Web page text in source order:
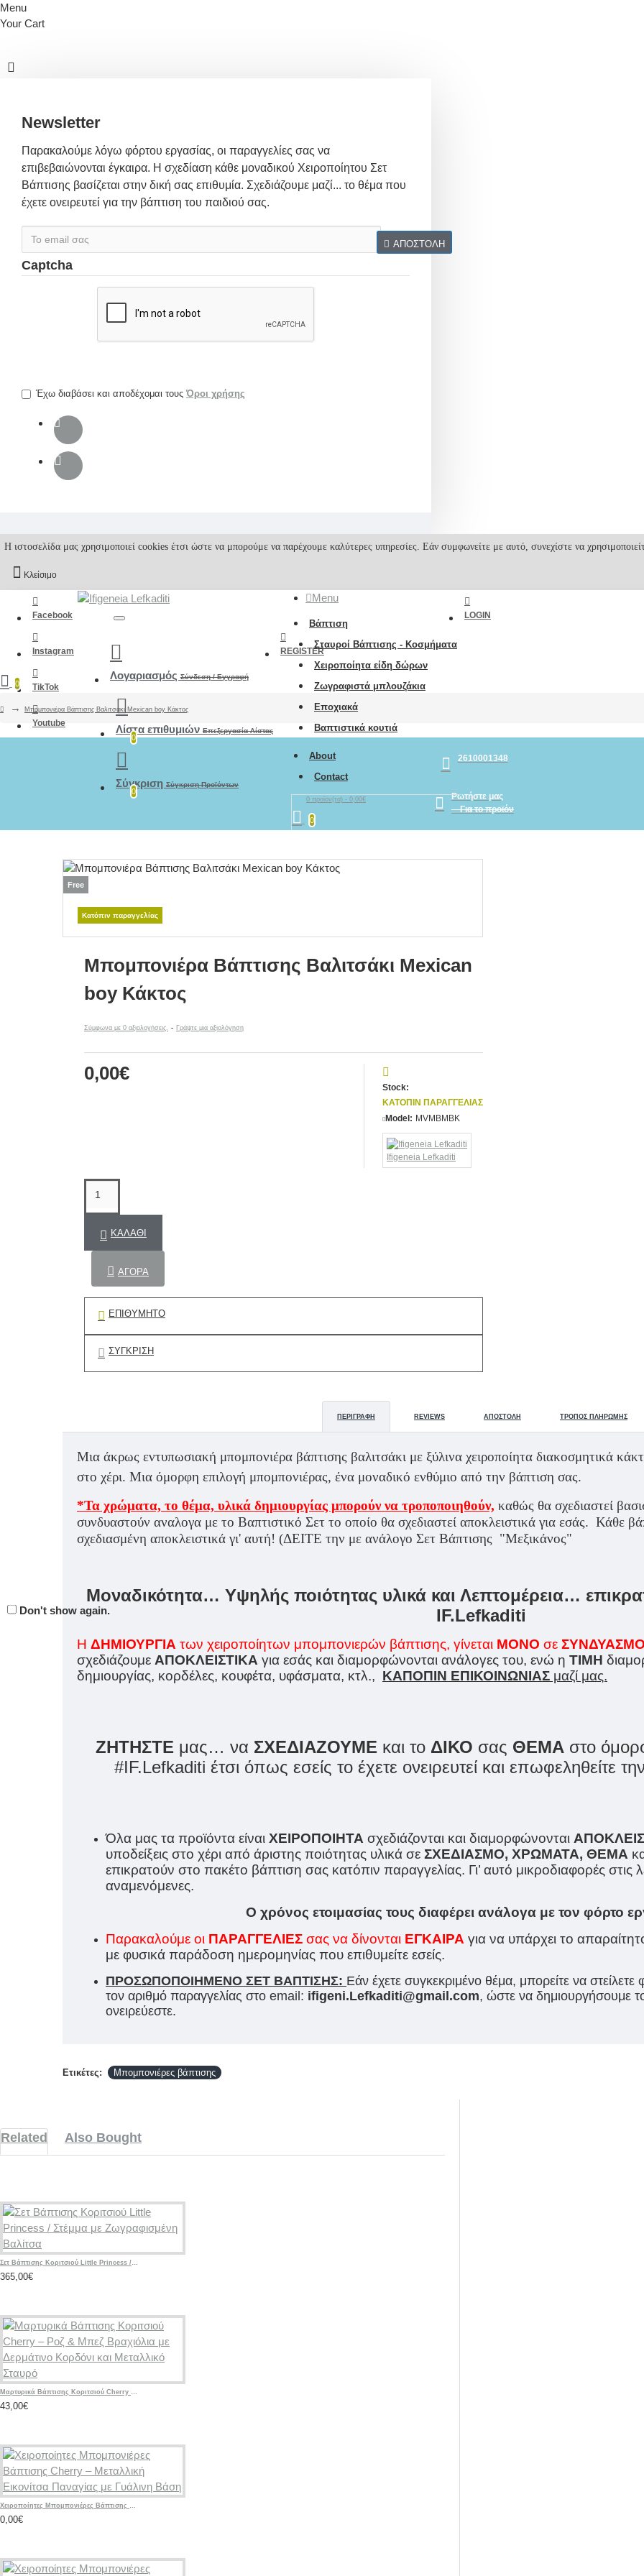
Menu
Your Cart
Newsletter
Παρακαλούμε λόγω φόρτου εργασίας, οι παραγγελίες σας να
επιβεβαιώνονται έγκαιρα. Η σχεδίαση κάθε μοναδικού Χειροποίητου Σετ
Βάπτισης βασίζεται στην δική σας επιθυμία. Σχεδιάζουμε μαζί... το θέμα που
έχετε ονειρευτεί για την βάπτιση του παιδιού σας.
ΑΠΟΣΤΟΛΉ
Captcha
Έχω διαβάσει και αποδέχομαι τους Όροι χρήσης
Don't show again.
Η ιστοσελίδα μας χρησιμοποιεί cookies έτσι ώστε να μπορούμε να παρέχουμε καλύτερες υπηρεσίες. Εάν συμφωνείτε με αυτό, συνεχίστε να
Κλείσιμο
Facebook
Instagram
TikTok
Youtube
Λογαριασμός Σύνδεση / Εγγραφή
Λίστα επιθυμιών Επεξεργασία Λίστας
0
Σύγκριση Σύγκριση Προϊόντων
0
Menu
Βάπτιση
Σταυροί Βάπτισης - Κοσμήματα
Χειροποίητα είδη δώρων
Ζωγραφιστά μπλουζάκια
Εποχιακά
Βαπτιστικά κουτιά
About
Contact
0 προϊόν(τα) - 0,00€
0
LOGIN
REGISTER
0
Μπομπονιέρα Βάπτισης Βαλιτσάκι Mexican boy Κάκτος
2610001348
Ρωτήστε μας
Για το προϊόν
Free
Κατόπιν παραγγελίας
Μπομπονιέρα Βάπτισης Βαλιτσάκι Mexican
boy Κάκτος
Σύμφωνα με 0 αξιολογήσεις. - Γράψτε μια αξιολόγηση
0,00€
Stock:
ΚΑΤΌΠΙΝ ΠΑΡΑΓΓΕΛΊΑΣ
Model: MVMBMBK
Ifigeneia Lefkaditi
ΚΑΛΆΘΙ
ΑΓΟΡΆ
ΕΠΙΘΥΜΗΤΌ
ΣΎΓΚΡΙΣΗ
ΠΕΡΙΓΡΑΦΉ REVIEWS ΑΠΟΣΤΟΛΉ ΤΡΌΠΟΣ ΠΛΗΡΩΜΉΣ
Μια άκρως εντυπωσιακή μπομπονιέρα βάπτισης βαλιτσάκι με ξύλινα χειροποίητα διακοσμητικά
στο χέρι. Μια όμορφη επιλογή μπομπονιέρας, ένα μοναδικό ενθύμιο από την βάπτιση σας.
*Τα χρώματα, το θέμα, υλικά δημιουργίας μπορούν να τροποποιηθούν, καθώς θα σχεδιαστεί
συνδυαστούν αναλογα με το Βαπτιστικό Σετ το οποίο θα σχεδιαστεί αποκλειστικά για εσάς. Κάθε
σχεδιασμένη αποκλειστικά γι' αυτή! (ΔΕΙΤΕ την με ανάλογο Σετ Βάπτισης "Μεξικάνος"
Μοναδικότητα… Υψηλής ποιότητας υλικά και Λεπτομέρεια…
IF.Lefkaditi
Η ΔΗΜΙΟΥΡΓΙΑ των χειροποίητων μπομπονιερών βάπτισης, γίνεται ΜΟΝΟ σε ΣΥΝΔΥΑΣΜΟ
σχεδιάζουμε ΑΠΟΚΛΕΙΣΤΙΚΑ για εσάς και διαμορφώνονται ανάλογες του, ενώ η ΤΙΜΗ
δημιουργίας, κορδέλες, κουφέτα, υφάσματα, κτλ., ΚΑΠΟΠΙΝ ΕΠΙΚΟΙΝΩΝΙΑΣ μαζί μας.
ΖΗΤΗΣΤΕ μας… να ΣΧΕΔΙΑΖΟΥΜΕ και το ΔΙΚΟ σας ΘΕΜΑ στο
#IF.Lefkaditi έτσι όπως εσείς το έχετε ονειρευτεί και επωφεληθείτε
Όλα μας τα προϊόντα είναι ΧΕΙΡΟΠΟΙΗΤΑ σχεδιάζονται και διαμορφώνονται
υποδείξεις στο χέρι από άριστης ποιότητας υλικά σε ΣΧΕΔΙΑΣΜΟ, ΧΡΩΜΑΤΑ, ΘΕΜΑ
επικρατούν στο πακέτο βάπτιση σας κατόπιν παραγγελίας. Γι’ αυτό μικροδιαφορές στις
αναμενόμενες.
Ο χρόνος ετοιμασίας τους διαφέρει ανάλογα με τον φόρτο
Παρακαλούμε οι ΠΑΡΑΓΓΕΛΙΕΣ σας να δίνονται ΕΓΚΑΙΡΑ για να υπάρχει το
με φυσικά παράδοση ημερομηνίας που επιθυμείτε εσείς.
ΠΡΟΣΩΠΟΠΟΙΗΜΕΝΟ ΣΕΤ ΒΑΠΤΙΣΗΣ: Εάν έχετε συγκεκριμένο θέμα, μπορείτε να
τον αριθμό παραγγελίας στο email: ifigeni.Lefkaditi@gmail.com, ώστε να δημιουργήσουμε
ονειρεύεστε.
Ετικέτες: Μπομπονιέρες βάπτισης
Related Also Bought
365,00€
43,00€
0,00€